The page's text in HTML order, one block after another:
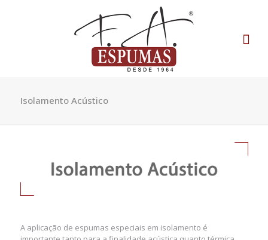
Isolamento Acústico
A aplicação de espumas especiais em isolamento é